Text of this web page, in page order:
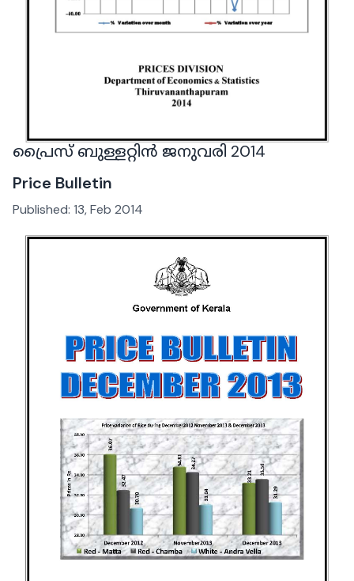
പ്രൈസ് ബുള്ളറ്റിൻ ജനുവരി 2014
Price Bulletin
Published: 13, Feb 2014